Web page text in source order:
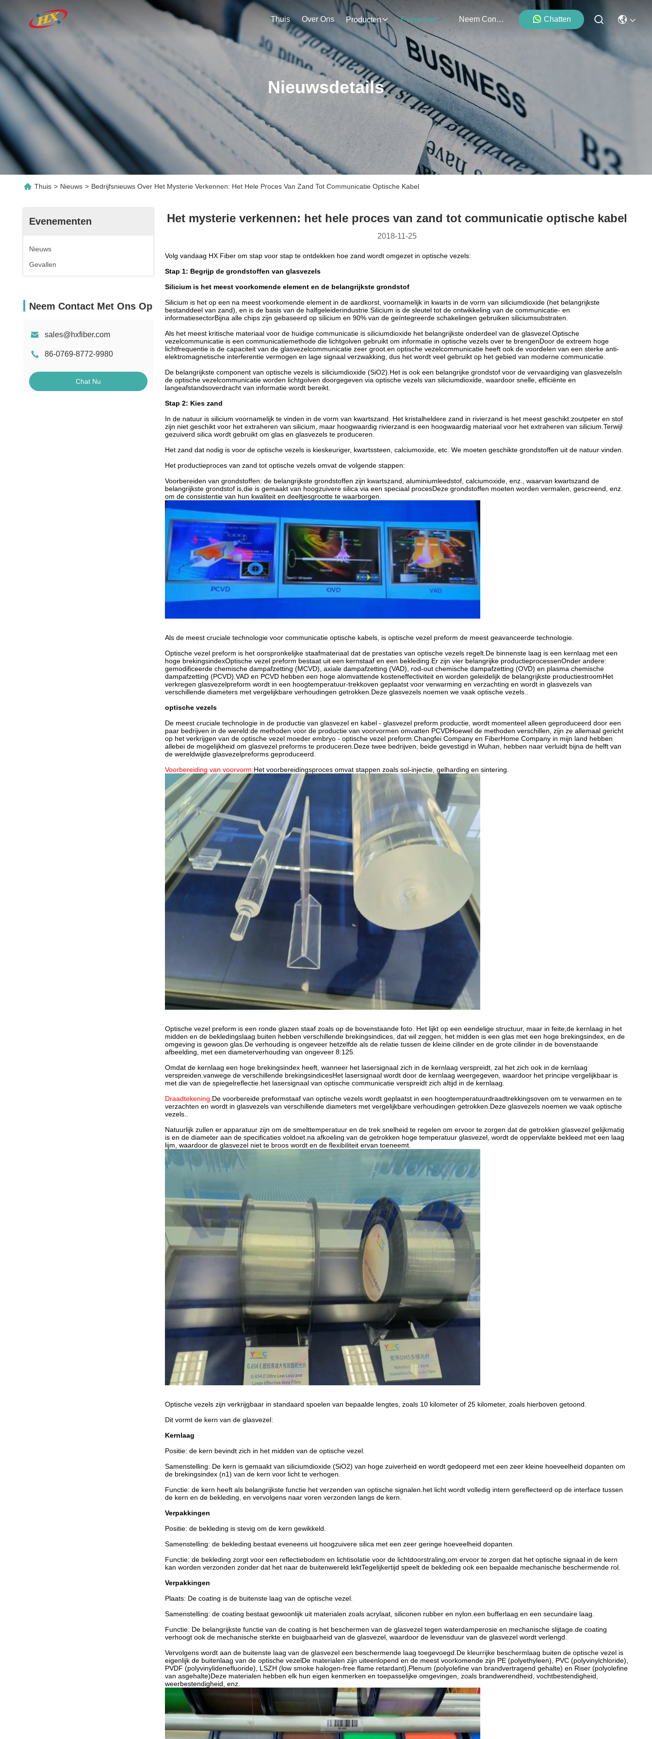
Thuis Over Ons Producten Evenementen Neem Contact Met Ons Op Chatten
Nieuwsdetails
Thuis > Nieuws > Bedrijfsnieuws Over Het Mysterie Verkennen: Het Hele Proces Van Zand Tot Communicatie Optische Kabel
Evenementen
Nieuws
Gevallen
Neem Contact Met Ons Op
sales@hxfiber.com
86-0769-8772-9980
Chat Nu
Het mysterie verkennen: het hele proces van zand tot communicatie optische kabel
2018-11-25
Volg vandaag HX Fiber om stap voor stap te ontdekken hoe zand wordt omgezet in optische vezels:
Stap 1: Begrijp de grondstoffen van glasvezels
Silicium is het meest voorkomende element en de belangrijkste grondstof
Silicium is het op een na meest voorkomende element in de aardkorst, voornamelijk in kwarts in de vorm van siliciumdioxide (het belangrijkste
bestanddeel van zand), en is de basis van de halfgeleiderindustrie.Silicium is de sleutel tot de ontwikkeling van de communicatie- en
informatiesectorBijna alle chips zijn gebaseerd op silicium en 90% van de geïntegreerde schakelingen gebruiken siliciumsubstraten.
Als het meest kritische materiaal voor de huidige communicatie is siliciumdioxide het belangrijkste onderdeel van de glasvezel.Optische
vezelcommunicatie is een communicatiemethode die lichtgolven gebruikt om informatie in optische vezels over te brengenDoor de extreem hoge
lichtfrequentie is de capaciteit van de glasvezelcommunicatie zeer groot.en optische vezelcommunicatie heeft ook de voordelen van een sterke anti-
elektromagnetische interferentie vermogen en lage signaal verzwakking, dus het wordt veel gebruikt op het gebied van moderne communicatie.
De belangrijkste component van optische vezels is siliciumdioxide (SiO2).Het is ook een belangrijke grondstof voor de vervaardiging van glasvezelsIn
de optische vezelcommunicatie worden lichtgolven doorgegeven via optische vezels van siliciumdioxide, waardoor snelle, efficiënte en
langeafstandsoverdracht van informatie wordt bereikt.
Stap 2: Kies zand
In de natuur is silicium voornamelijk te vinden in de vorm van kwartszand. Het kristalheldere zand in rivierzand is het meest geschikt.zoutpeter en stof
zijn niet geschikt voor het extraheren van silicium, maar hoogwaardig rivierzand is een hoogwaardig materiaal voor het extraheren van silicium.Terwijl
gezuiverd silica wordt gebruikt om glas en glasvezels te produceren.
Het zand dat nodig is voor de optische vezels is kieskeuriger, kwartssteen, calciumoxide, etc. We moeten geschikte grondstoffen uit de natuur vinden.
Het productieproces van zand tot optische vezels omvat de volgende stappen:
Voorbereiden van grondstoffen: de belangrijkste grondstoffen zijn kwartszand, aluminiumleedstof, calciumoxide, enz., waarvan kwartszand de
belangrijkste grondstof is,die is gemaakt van hoogzuivere silica via een speciaal procesDeze grondstoffen moeten worden vermalen, gescreend, enz.
om de consistentie van hun kwaliteit en deeltjesgrootte te waarborgen.
Als de meest cruciale technologie voor communicatie optische kabels, is optische vezel preform de meest geavanceerde technologie.
Optische vezel preform is het oorspronkelijke staafmateriaal dat de prestaties van optische vezels regelt.De binnenste laag is een kernlaag met een
hoge brekingsindexOptische vezel preform bestaat uit een kernstaaf en een bekleding.Er zijn vier belangrijke productieprocessenOnder andere:
gemodificeerde chemische dampafzetting (MCVD), axiale dampafzetting (VAD), rod-out chemische dampafzetting (OVD) en plasma chemische
dampafzetting (PCVD).VAD en PCVD hebben een hoge alomvattende kosteneffectiviteit en worden geleidelijk de belangrijkste productiestroomHet
verkregen glasvezelpreform wordt in een hoogtemperatuur-trekkoven geplaatst voor verwarming en verzachting en wordt in glasvezels van
verschillende diameters met vergelijkbare verhoudingen getrokken.Deze glasvezels noemen we vaak optische vezels..
optische vezels
De meest cruciale technologie in de productie van glasvezel en kabel - glasvezel preform productie, wordt momenteel alleen geproduceerd door een
paar bedrijven in de wereld:de methoden voor de productie van voorvormen omvatten PCVDHoewel de methoden verschillen, zijn ze allemaal gericht
op het verkrijgen van de optische vezel moeder embryo - optische vezel preform.Changfei Company en FiberHome Company in mijn land hebben
allebei de mogelijkheid om glasvezel preforms te produceren.Deze twee bedrijven, beide gevestigd in Wuhan, hebben naar verluidt bijna de helft van
de wereldwijde glasvezelpreforms geproduceerd.
Voorbereiding van voorvorm:Het voorbereidingsproces omvat stappen zoals sol-injectie, gelharding en sintering.
Optische vezel preform is een ronde glazen staaf zoals op de bovenstaande foto. Het lijkt op een eendelige structuur, maar in feite,de kernlaag in het
midden en de bekledingslaag buiten hebben verschillende brekingsindices, dat wil zeggen, het midden is een glas met een hoge brekingsindex, en de
omgeving is gewoon glas.De verhouding is ongeveer hetzelfde als de relatie tussen de kleine cilinder en de grote cilinder in de bovenstaande
afbeelding, met een diameterverhouding van ongeveer 8:125.
Omdat de kernlaag een hoge brekingsindex heeft, wanneer het lasersignaal zich in de kernlaag verspreidt, zal het zich ook in de kernlaag
verspreiden.vanwege de verschillende brekingsindicesHet lasersignaal wordt door de kernlaag weergegeven, waardoor het principe vergelijkbaar is
met die van de spiegelreflectie.het lasersignaal van optische communicatie verspreidt zich altijd in de kernlaag.
Draadtekening:De voorbereide preformstaaf van optische vezels wordt geplaatst in een hoogtemperatuurdraadtrekkingsoven om te verwarmen en te
verzachten en wordt in glasvezels van verschillende diameters met vergelijkbare verhoudingen getrokken.Deze glasvezels noemen we vaak optische
vezels..
Natuurlijk zullen er apparatuur zijn om de smelttemperatuur en de trek snelheid te regelen om ervoor te zorgen dat de getrokken glasvezel gelijkmatig
is en de diameter aan de specificaties voldoet.na afkoeling van de getrokken hoge temperatuur glasvezel, wordt de oppervlakte bekleed met een laag
lijm, waardoor de glasvezel niet te broos wordt en de flexibiliteit ervan toeneemt.
Optische vezels zijn verkrijgbaar in standaard spoelen van bepaalde lengtes, zoals 10 kilometer of 25 kilometer, zoals hierboven getoond.
Dit vormt de kern van de glasvezel:
Kernlaag
Positie: de kern bevindt zich in het midden van de optische vezel.
Samenstelling: De kern is gemaakt van siliciumdioxide (SiO2) van hoge zuiverheid en wordt gedopeerd met een zeer kleine hoeveelheid dopanten om
de brekingsindex (n1) van de kern voor licht te verhogen.
Functie: de kern heeft als belangrijkste functie het verzenden van optische signalen.het licht wordt volledig intern gereflecteerd op de interface tussen
de kern en de bekleding, en vervolgens naar voren verzonden langs de kern.
Verpakkingen
Positie: de bekleding is stevig om de kern gewikkeld.
Samenstelling: de bekleding bestaat eveneens uit hoogzuivere silica met een zeer geringe hoeveelheid dopanten.
Functie: de bekleding zorgt voor een reflectiebodem en lichtisolatie voor de lichtdoorstraling,om ervoor te zorgen dat het optische signaal in de kern
kan worden verzonden zonder dat het naar de buitenwereld lektTegelijkertijd speelt de bekleding ook een bepaalde mechanische beschermende rol.
Verpakkingen
Plaats: De coating is de buitenste laag van de optische vezel.
Samenstelling: de coating bestaat gewoonlijk uit materialen zoals acrylaat, siliconen rubber en nylon.een bufferlaag en een secundaire laag.
Functie: De belangrijkste functie van de coating is het beschermen van de glasvezel tegen waterdamperosie en mechanische slijtage.de coating
verhoogt ook de mechanische sterkte en buigbaarheid van de glasvezel, waardoor de levensduur van de glasvezel wordt verlengd.
Vervolgens wordt aan de buitenste laag van de glasvezel een beschermende laag toegevoegd.De kleurrijke beschermlaag buiten de optische vezel is
eigenlijk de buitenlaag van de optische vezelDe materialen zijn uiteenlopend en de meest voorkomende zijn PE (polyethyleen), PVC (polyvinylchloride),
PVDF (polyvinylidenefluoride), LSZH (low smoke halogen-free flame retardant),Plenum (polyolefine van brandvertragend gehalte) en Riser (polyolefine
van asgehalte)Deze materialen hebben elk hun eigen kenmerken en toepasselijke omgevingen, zoals brandwerendheid, vochtbestendigheid,
weerbestendigheid, enz.